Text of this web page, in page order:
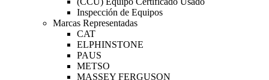
Inspección de Equipos
Marcas Representadas
CAT
ELPHINSTONE
PAUS
METSO
MASSEY FERGUSON